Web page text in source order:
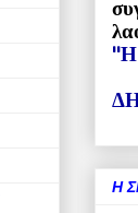
Η